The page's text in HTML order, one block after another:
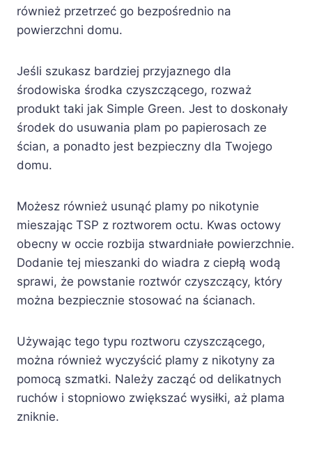
również przetrzeć go bezpośrednio na
powierzchni domu.
Jeśli szukasz bardziej przyjaznego dla
środowiska środka czyszczącego, rozważ
produkt taki jak Simple Green. Jest to doskonały
środek do usuwania plam po papierosach ze
ścian, a ponadto jest bezpieczny dla Twojego
domu.
Możesz również usunąć plamy po nikotynie
mieszając TSP z roztworem octu. Kwas octowy
obecny w occie rozbija stwardniałe powierzchnie.
Dodanie tej mieszanki do wiadra z ciepłą wodą
sprawi, że powstanie roztwór czyszczący, który
można bezpiecznie stosować na ścianach.
Używając tego typu roztworu czyszczącego,
można również wyczyścić plamy z nikotyny za
pomocą szmatki. Należy zacząć od delikatnych
ruchów i stopniowo zwiększać wysiłki, aż plama
zniknie.